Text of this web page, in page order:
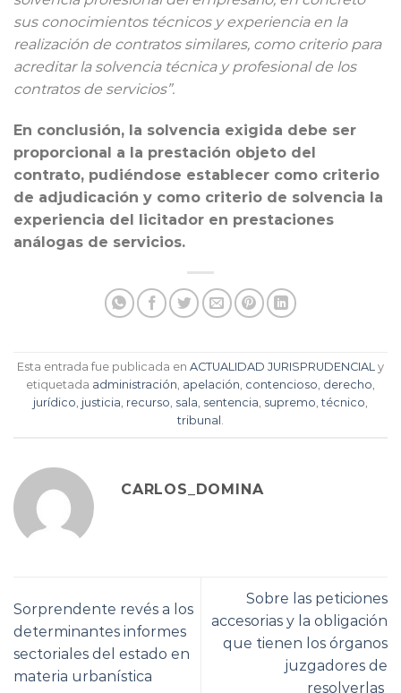
sus conocimientos técnicos y experiencia en la
realización de contratos similares, como criterio para
acreditar la solvencia técnica y profesional de los
contratos de servicios”.
En conclusión, la solvencia exigida debe ser
proporcional a la prestación objeto del
contrato, pudiéndose establecer como criterio
de adjudicación y como criterio de solvencia la
experiencia del licitador en prestaciones
análogas de servicios.
Esta entrada fue publicada en ACTUALIDAD JURISPRUDENCIAL y
etiquetada administración, apelación, contencioso, derecho,
jurídico, justicia, recurso, sala, sentencia, supremo,técnico,
tribunal .
CARLOS_DOMINA
Sorprendente revés a los
determinantes informes
sectoriales del estado en
materia urbanística
Sobre las peticiones
accesorias y la obligación
que tienen los órganos
juzgadores de
resolverlas